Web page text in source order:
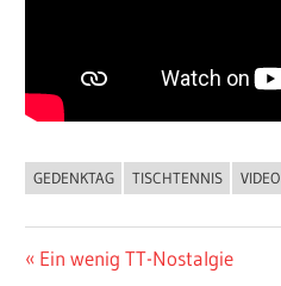
ALLGEMEIN
GEDENKTAG TISCHTENNIS VIDEO
Beitragsnavigation
Vorheriger
Ein wenig TT-Nostalgie